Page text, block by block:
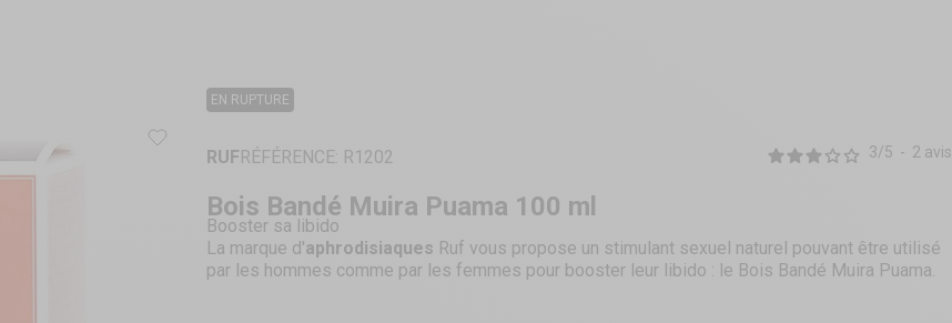
EN RUPTURE
RUF RÉFÉRENCE: R1202 3/5 - 2 avis
Bois Bandé Muira Puama 100 ml
Booster sa libido
La marque d'aphrodisiaques Ruf vous propose un stimulant sexuel naturel pouvant être utilisé
par les hommes comme par les femmes pour booster leur libido : le Bois Bandé Muira Puama.